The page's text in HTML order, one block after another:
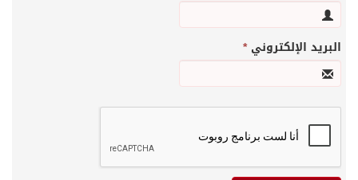
البريد الإلكتروني*